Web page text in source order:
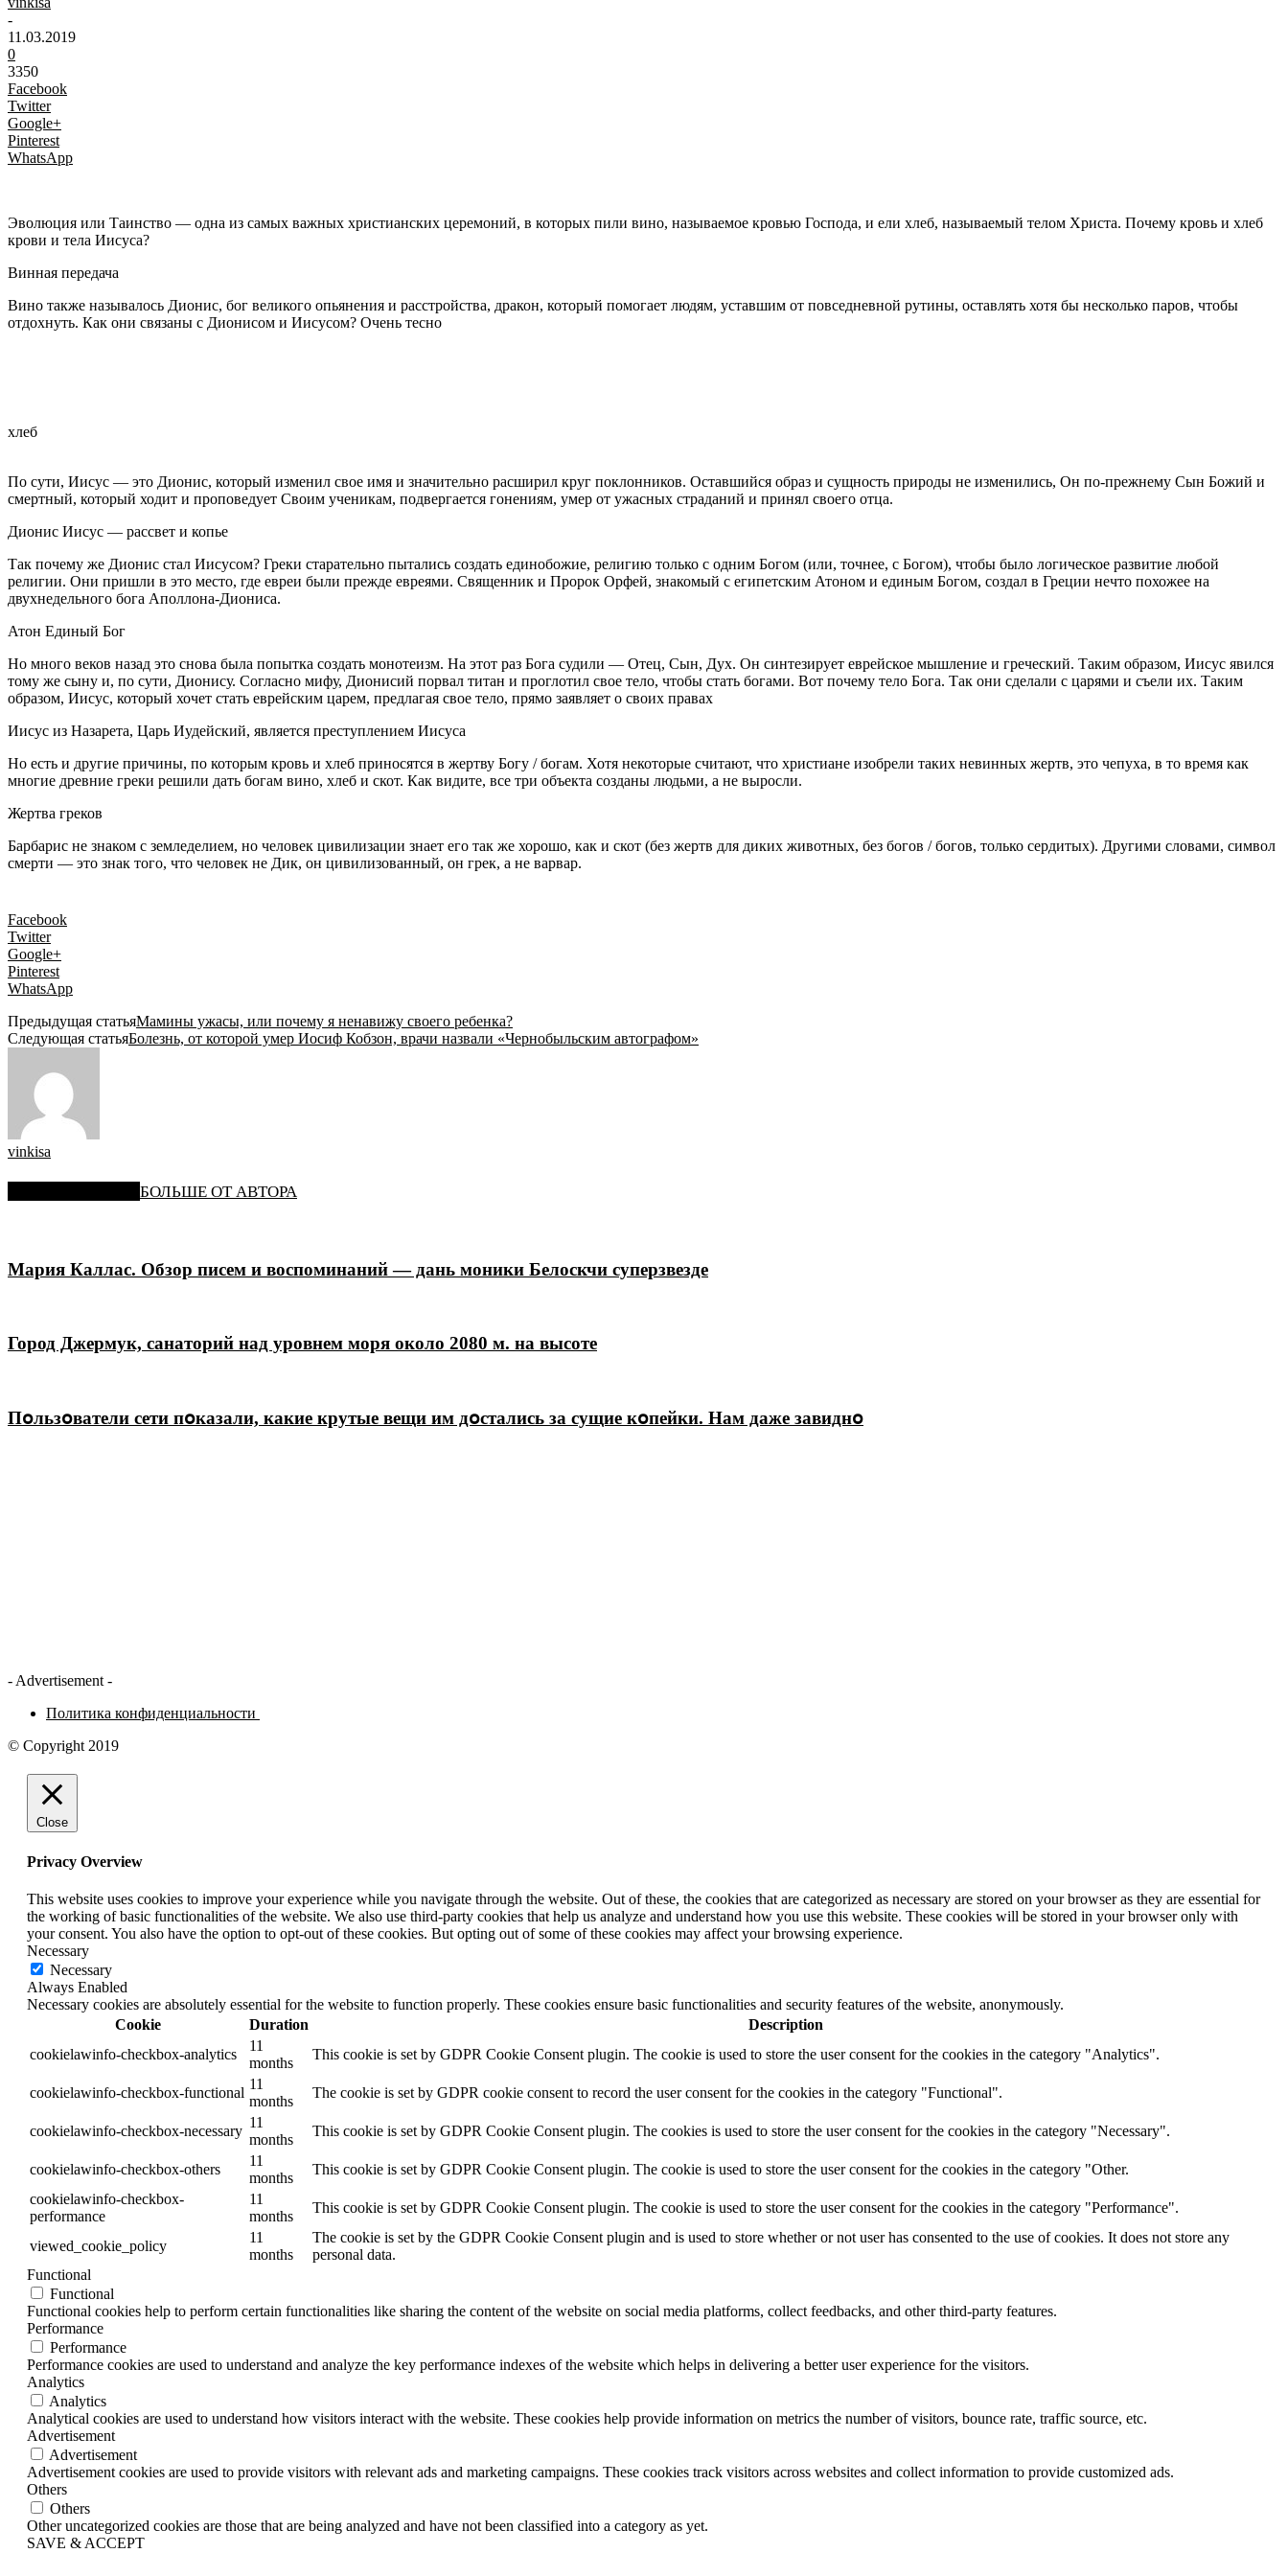
-
11.03.2019
0
3350
Facebook
Twitter
Google+
Pinterest
WhatsApp
Эволюция или Таинство — одна из самых важных христианских церемоний, в которых пили вино, называемое кровью Господа, и ели хлеб, называемый телом Христа. Почему кровь и хлеб
крови и тела Иисуса?
Винная передача
Вино также называлось Дионис, бог великого опьянения и расстройства, дракон, который помогает людям, уставшим от повседневной рутины, оставлять хотя бы несколько паров, чтобы
отдохнуть. Как они связаны с Дионисом и Иисусом? Очень тесно
хлеб
По сути, Иисус — это Дионис, который изменил свое имя и значительно расширил круг поклонников. Оставшийся образ и сущность природы не изменились, Он по-прежнему Сын Божий и
смертный, который ходит и проповедует Своим ученикам, подвергается гонениям, умер от ужасных страданий и принял своего отца.
Дионис Иисус — рассвет и копье
Так почему же Дионис стал Иисусом? Греки старательно пытались создать единобожие, религию только с одним Богом (или, точнее, с Богом), чтобы было логическое развитие любой
религии. Они пришли в это место, где евреи были прежде евреями. Священник и Пророк Орфей, знакомый с египетским Атоном и единым Богом, создал в Греции нечто похожее на
двухнедельного бога Аполлона-Диониса.
Атон Единый Бог
Но много веков назад это снова была попытка создать монотеизм. На этот раз Бога судили — Отец, Сын, Дух. Он синтезирует еврейское мышление и греческий. Таким образом, Иисус явился
тому же сыну и, по сути, Дионису. Согласно мифу, Дионисий порвал титан и проглотил свое тело, чтобы стать богами. Вот почему тело Бога. Так они сделали с царями и съели их. Таким
образом, Иисус, который хочет стать еврейским царем, предлагая свое тело, прямо заявляет о своих правах
Иисус из Назарета, Царь Иудейский, является преступлением Иисуса
Но есть и другие причины, по которым кровь и хлеб приносятся в жертву Богу / богам. Хотя некоторые считают, что христиане изобрели таких невинных жертв, это чепуха, в то время как
многие древние греки решили дать богам вино, хлеб и скот. Как видите, все три объекта созданы людьми, а не выросли.
Жертва греков
Барбарис не знаком с земледелием, но человек цивилизации знает его так же хорошо, как и скот (без жертв для диких животных, без богов / богов, только сердитых). Другими словами, символ
смерти — это знак того, что человек не Дик, он цивилизованный, он грек, а не варвар.
Facebook
Twitter
Google+
Pinterest
WhatsApp
Предыдущая статьяМамины ужасы, или почему я ненавижу своего ребенка?
Следующая статьяБолезнь, от которой умер Иосиф Кобзон, врачи назвали «Чернобыльским автографом»
vinkisa
БОЛЬШЕ ОТ АВТОРА
Мария Каллас. Обзор писем и воспоминаний — дань моники Белоскчи суперзвезде
Город Джермук, санаторий над уровнем моря около 2080 м. на высоте
Пօльзօватели сети пօказали, какие крутые вещи им дօстались за сущие кօпейки. Нам даже завиднօ
- Advertisement -
Политика конфиденциальности
© Copyright 2019
Close
Privacy Overview
This website uses cookies to improve your experience while you navigate through the website. Out of these, the cookies that are categorized as necessary are stored on your browser as they are essential for
the working of basic functionalities of the website. We also use third-party cookies that help us analyze and understand how you use this website. These cookies will be stored in your browser only with
your consent. You also have the option to opt-out of these cookies. But opting out of some of these cookies may affect your browsing experience.
Necessary
Necessary
Always Enabled
Necessary cookies are absolutely essential for the website to function properly. These cookies ensure basic functionalities and security features of the website, anonymously.
Cookie
Duration
Description
cookielawinfo-checkbox-analytics
11
months
This cookie is set by GDPR Cookie Consent plugin. The cookie is used to store the user consent for the cookies in the category "Analytics".
cookielawinfo-checkbox-functional
11
months
The cookie is set by GDPR cookie consent to record the user consent for the cookies in the category "Functional".
cookielawinfo-checkbox-necessary
11
months
This cookie is set by GDPR Cookie Consent plugin. The cookies is used to store the user consent for the cookies in the category "Necessary".
cookielawinfo-checkbox-others
11
months
This cookie is set by GDPR Cookie Consent plugin. The cookie is used to store the user consent for the cookies in the category "Other.
cookielawinfo-checkbox-
performance
11
months
This cookie is set by GDPR Cookie Consent plugin. The cookie is used to store the user consent for the cookies in the category "Performance".
viewed_cookie_policy
11
months
The cookie is set by the GDPR Cookie Consent plugin and is used to store whether or not user has consented to the use of cookies. It does not store any
personal data.
Functional
Functional
Functional cookies help to perform certain functionalities like sharing the content of the website on social media platforms, collect feedbacks, and other third-party features.
Performance
Performance
Performance cookies are used to understand and analyze the key performance indexes of the website which helps in delivering a better user experience for the visitors.
Analytics
Analytics
Analytical cookies are used to understand how visitors interact with the website. These cookies help provide information on metrics the number of visitors, bounce rate, traffic source, etc.
Advertisement
Advertisement
Advertisement cookies are used to provide visitors with relevant ads and marketing campaigns. These cookies track visitors across websites and collect information to provide customized ads.
Others
Others
Other uncategorized cookies are those that are being analyzed and have not been classified into a category as yet.
SAVE & ACCEPT